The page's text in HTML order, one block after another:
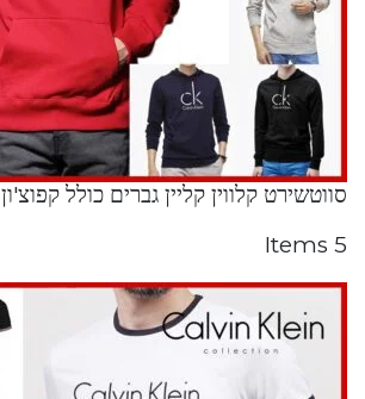
סווטשירט קלווין קליין גברים כולל קפוצ'ון
5 Items